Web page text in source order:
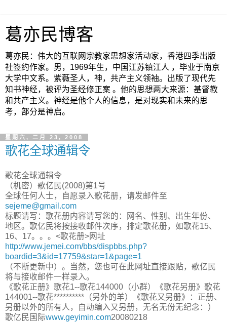
葛亦民博客
葛亦民：伟大的互联网宗教家思想家活动家，香港四季出版
社签约作家。男，1969年生，中国江苏镇江人 ，毕业于南京
大学中文系。紫薇圣人，神，共产主义领袖。出版了现代先
知书神经，被评为圣经修正案 。他的思想两大来源：基督教
和共产主义。神经是他个人的信息，是对现实和未来的思
考，部分是神启。
星期六, 二月 23, 2008
歌花全球通辑令
歌花全球通辑令
（机密）歌亿民(2008)第1号
全球任何人士，自愿录入歌花册，请发邮件至
sejeme@gmail.com
标题请写：歌花册内容请写您的：网名、性别、出生年份、
地区。歌亿民将按接收邮件次序，排定歌花册，如歌花15、
16、17。。。<歌花册>网址
http://www.jemei.com/bbs/dispbbs.php?
boardid=3&id=17759&star=1&page=1
（不断更新中）。当然，您也可在此网址直接跟贴，歌亿民
将与接收邮件一样录入。
《歌花正册》歌花1--歌花144000（小群）《歌花另册》歌花
144001--歌花**********（另外的羊）《歌花又另册》：正册、
另册以外的所有人，自动编入又另册，无名无份无纪念：）
歌亿民国际www.geyimin.com20080218